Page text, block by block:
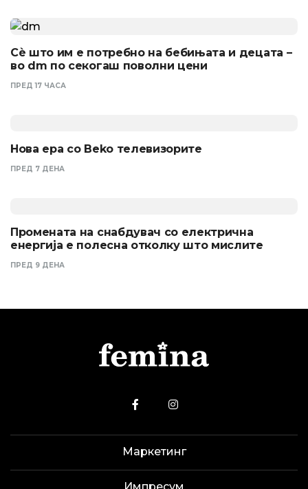
Сѐ што им е потребно на бебињата и децата –
во dm по секогаш поволни цени
ПРЕД 17 ЧАСА
Нова ера со Beko телевизорите
ПРЕД 7 ДЕНА
Промената на снабдувач со електрична
енергија е полесна отколку што мислите
ПРЕД 9 ДЕНА
Маркетинг